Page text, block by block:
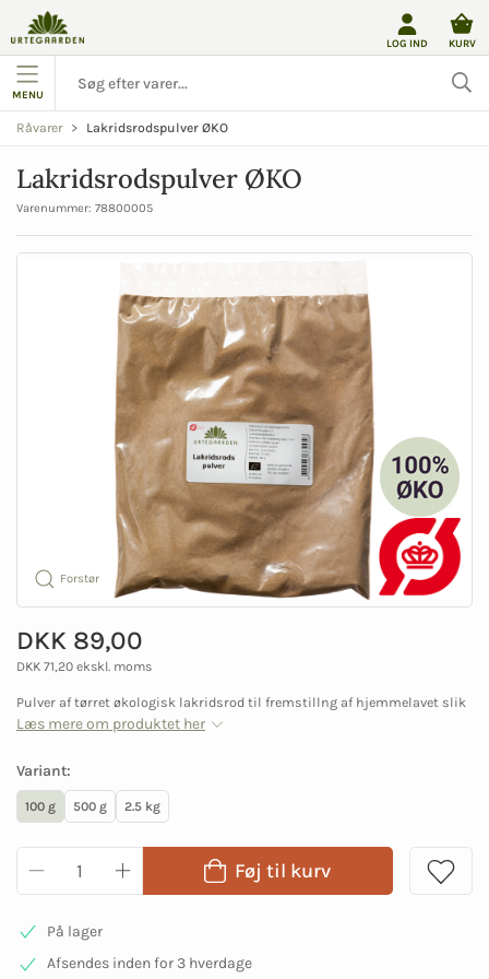
LOG IND KURV
MENU
Råvarer Lakridsrodspulver ØKO
Lakridsrodspulver ØKO
Varenummer: 78800005
Forstør
DKK 89,00
DKK 71,20 ekskl. moms
Pulver af tørret økologisk lakridsrod til fremstillng af hjemmelavet slik
Læs mere om produktet her
Variant:
100 g 500 g 2.5 kg
Føj til kurv
På lager
Afsendes inden for 3 hverdage